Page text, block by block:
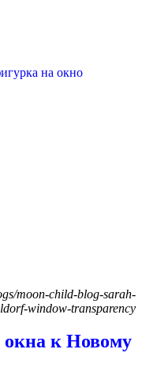
moon-child-blog-sarah-
window-transparency
к Новому